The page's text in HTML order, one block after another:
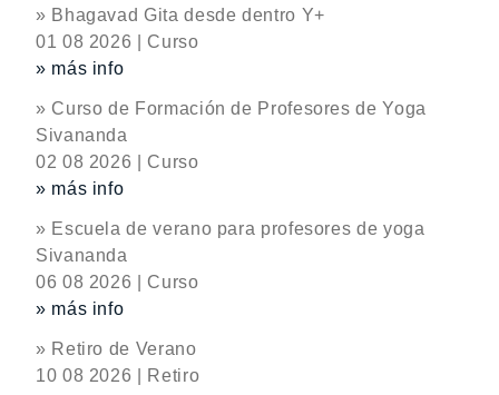
» Bhagavad Gita desde dentro Y+
01 08 2026 | Curso
» más info
» Curso de Formación de Profesores de Yoga
Sivananda
02 08 2026 | Curso
» más info
» Escuela de verano para profesores de yoga
Sivananda
06 08 2026 | Curso
» más info
» Retiro de Verano
10 08 2026 | Retiro